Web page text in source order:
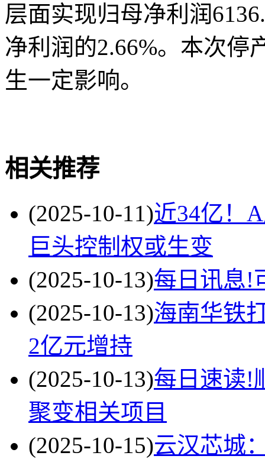
层面实现归母净利润
净利润的2.66%。本次停
生一定影响。
相关推荐
(2025-10-11)近34亿！
巨头控制权或生变
(2025-10-13)每日讯息!
(2025-10-13)海南华铁
2亿元增持
(2025-10-13)每日速读!
聚变相关项目
(2025-10-15)云汉芯城